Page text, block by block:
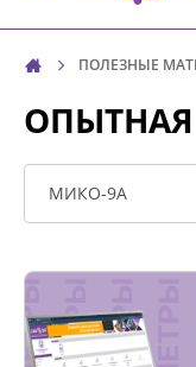
ПРИБОРЫ
КОНТРОЛЬ
ПОЛЕЗНЫЕ
МИКО-9А